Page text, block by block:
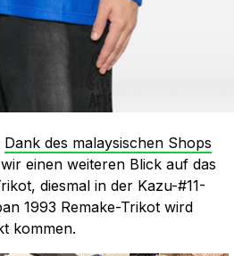
Dank des malaysischen Shops
einen weiteren Blick auf das
diesmal in der Kazu-#11-
1993 Remake-Trikot wird
kommen.